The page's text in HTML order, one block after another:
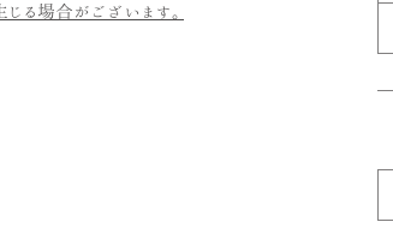
る場合がございます。